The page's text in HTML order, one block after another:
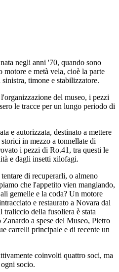
negli anni '70, quando sono
e metà vela, cioè la parte
timone e stabilizzatore.
del museo, i pezzi
le tracce per un lungo periodo di
e autorizzata, destinato a mettere
in mezzo a tonnellate di
i pezzi di Ro.41, tra questi le
e dagli insetti xilofagi.
di recuperarli, o almeno
che l'appetito vien mangiando,
gemelle e la coda? Un motore
e restaurato a Novara dal
della fusoliera è stata
a spese del Museo, Pietro
carrelli principale e di recente un
coinvolti quattro soci, ma
socio.